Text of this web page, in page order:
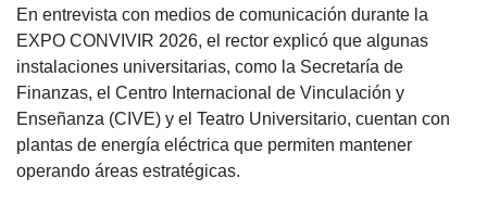
En entrevista con medios de comunicación durante la
EXPO CONVIVIR 2026, el rector explicó que algunas
instalaciones universitarias, como la Secretaría de
Finanzas, el Centro Internacional de Vinculación y
Enseñanza (CIVE) y el Teatro Universitario, cuentan con
plantas de energía eléctrica que permiten mantener
operando áreas estratégicas.